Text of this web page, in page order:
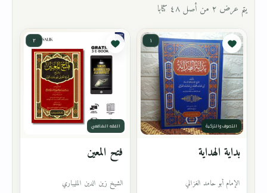
يتم عرض ٢ من أصل ٤٨ كتابا
١
التصوف والتزكية
بداية الهداية
الإمام أبو حامد الغزالي
٢
الفقه الشافعي
فتح المعين
الشيخ زين الدين المليباري